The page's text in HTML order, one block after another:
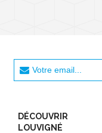
DÉCOUVRIR
LOUVIGNÉ